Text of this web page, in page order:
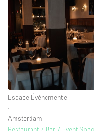
Espace Événementiel
∙
Amsterdam
Restaurant / Bar / Event